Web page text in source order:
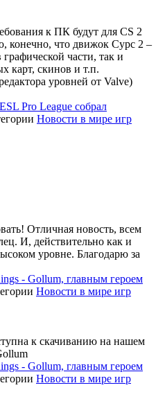
к ПК будут для CS 2
конечно, что движок Сурс 2 –
части, так и
карт, скинов и т.п.
уровней от Valve)
Pro League собрал
Новости в мире игр
Отличная новость, всем
И, действительно как и
уровне. Благодарю за
- Gollum, главным героем
Новости в мире игр
к скачиванию на нашем
- Gollum, главным героем
Новости в мире игр